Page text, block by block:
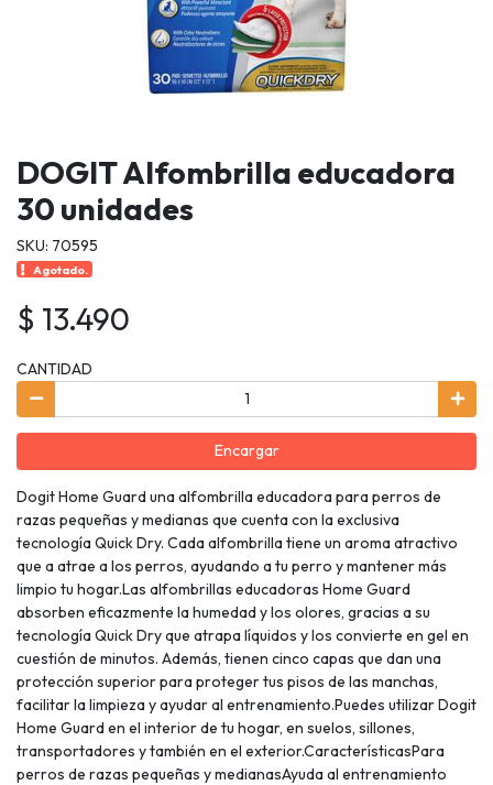
DOGIT Alfombrilla educadora
30 unidades
SKU: 70595
Agotado.
$ 13.490
CANTIDAD
Encargar
Dogit Home Guard una alfombrilla educadora para perros de
razas pequeñas y medianas que cuenta con la exclusiva
tecnología Quick Dry. Cada alfombrilla tiene un aroma atractivo
que a atrae a los perros, ayudando a tu perro y mantener más
limpio tu hogar.Las alfombrillas educadoras Home Guard
absorben eficazmente la humedad y los olores, gracias a su
tecnología Quick Dry que atrapa líquidos y los convierte en gel en
cuestión de minutos. Además, tienen cinco capas que dan una
protección superior para proteger tus pisos de las manchas,
facilitar la limpieza y ayudar al entrenamiento.Puedes utilizar Dogit
Home Guard en el interior de tu hogar, en suelos, sillones,
transportadores y también en el exterior.CaracterísticasPara
perros de razas pequeñas y medianasAyuda al entrenamiento